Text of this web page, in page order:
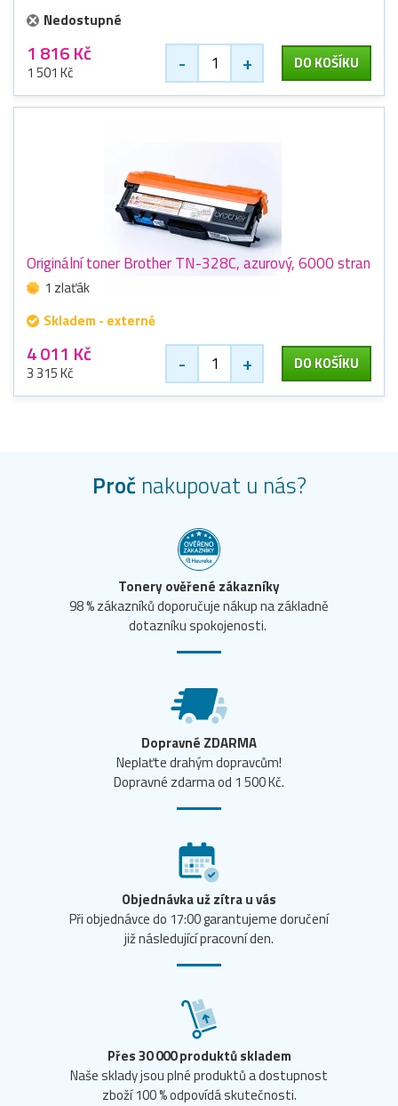
Nedostupné
1 816 Kč
1 501 Kč - + DO KOŠÍKU
Originální toner Brother TN-328C, azurový, 6000 stran
1 zlaťák
Skladem - externě
4 011 Kč
3 315 Kč - + DO KOŠÍKU
Proč nakupovat u nás?
Tonery ověřené zákazníky
98 % zákazníků doporučuje nákup na základně
dotazníku spokojenosti.
Dopravné ZDARMA
Neplaťte drahým dopravcům!
Dopravné zdarma od 1 500 Kč.
Objednávka už zítra u vás
Při objednávce do 17:00 garantujeme doručení
již následující pracovní den.
Přes 30 000 produktů skladem
Naše sklady jsou plné produktů a dostupnost
zboží 100 % odpovídá skutečnosti.